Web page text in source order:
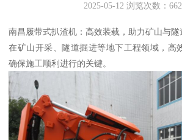
2025-05-12浏览次数： 662
南昌履带式扒渣机：高效装载，助力矿山与隧
在矿山开采、隧道掘进等地下工程领域，高
确保施工顺利进行的关键。